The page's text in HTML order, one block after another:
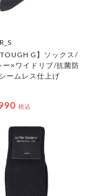
TOUGH G】ソックス/
ー×ワイドリブ/抗菌防
ームレス仕上げ
税込